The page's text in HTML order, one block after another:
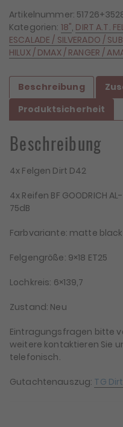
9x18
ET25
6x139,7
+
4x
Reifen
BF
Goodrich
KO2
Menge
Artikelnummer:
Kategorien: 18", DIRT A.T.
ESCALADE / SILVERADO /
HILUX / DMAX / RANGER /
Beschreibung
Produktsicherheit
Beschreibung
4x Felgen Dirt D42
4x Reifen BF GOODRICH AL-
75dB
Farbvariante: matte black
Felgengröße: 9×18 ET25
Lochkreis: 6×139,7
Zustand: Neu
Eintragungsfragen bitte
weitere kontaktieren Sie
telefonisch.
Gutachtenauszug: TG